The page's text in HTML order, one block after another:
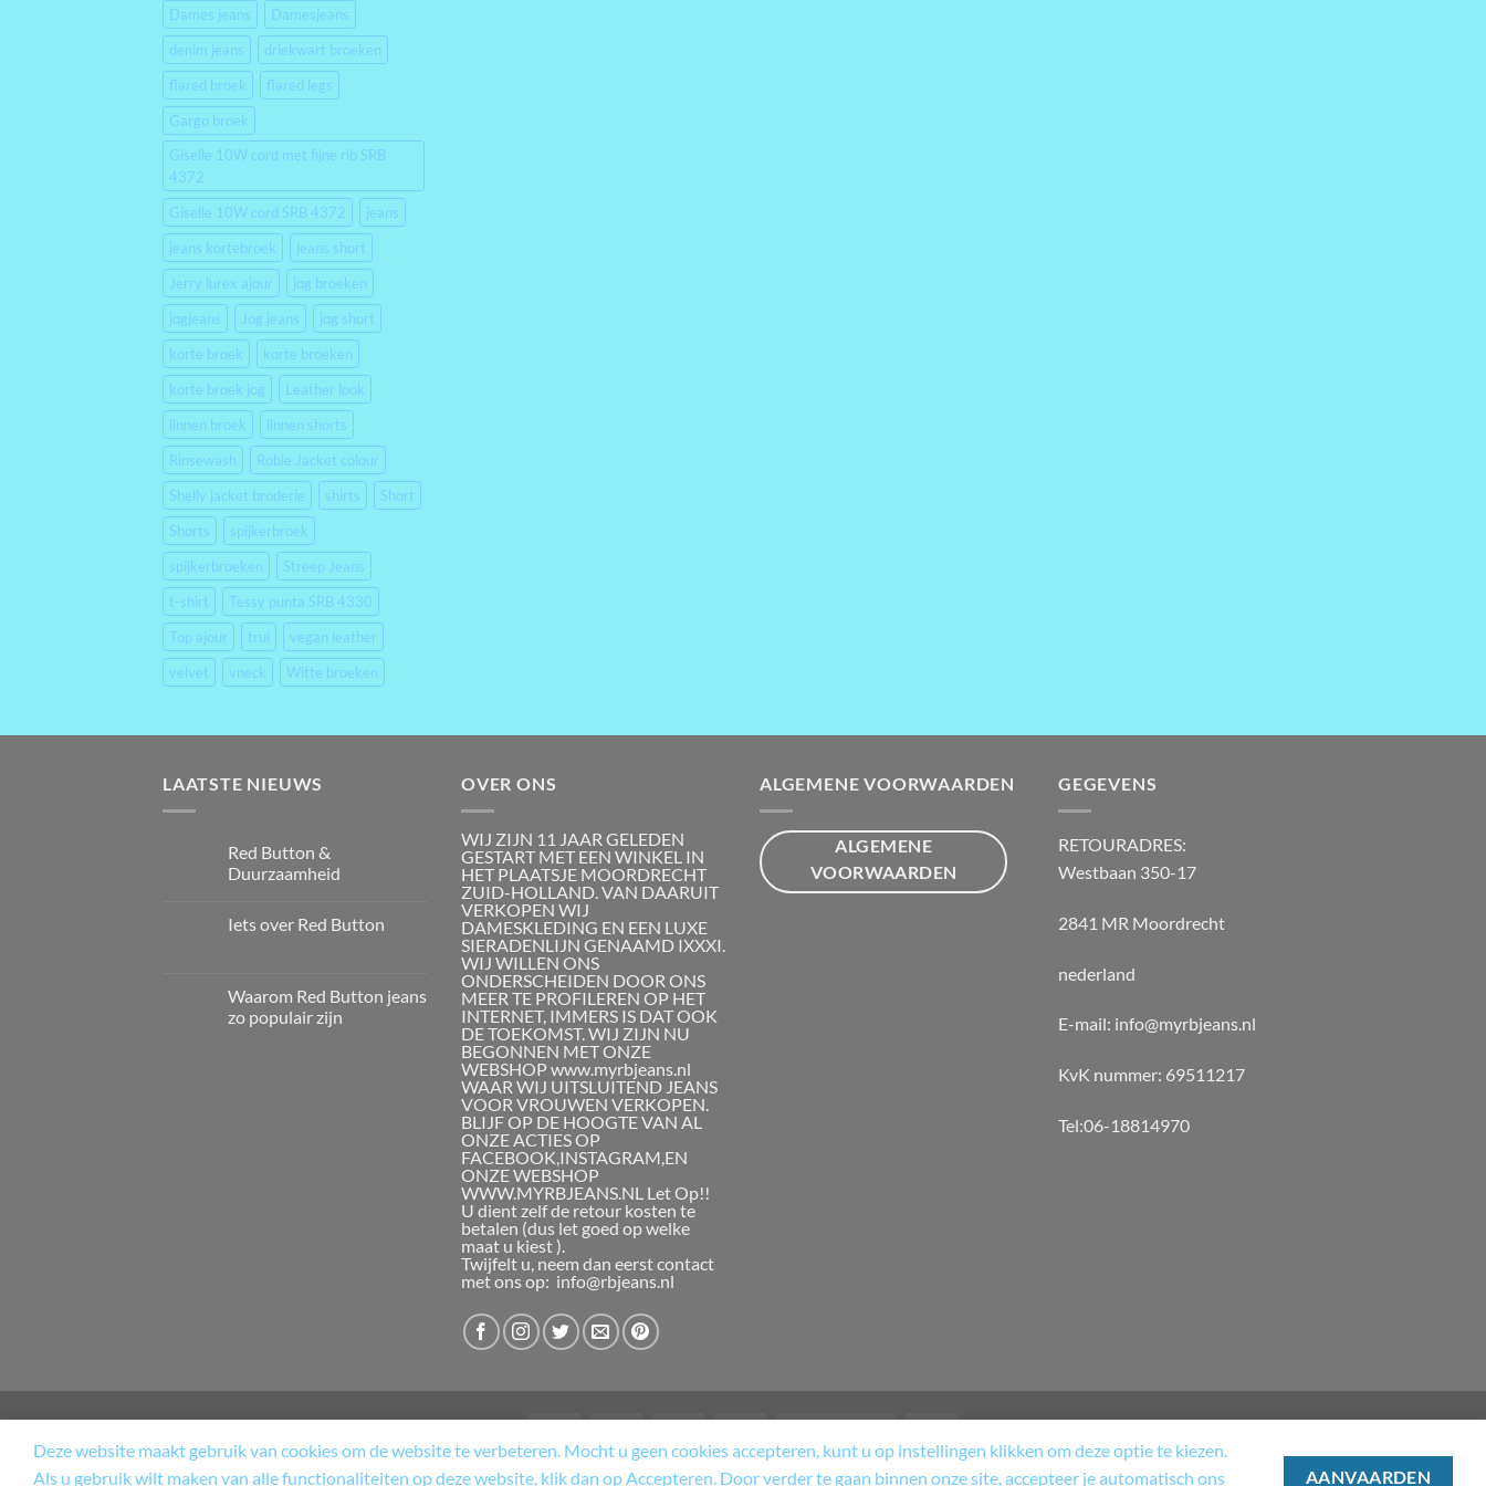
Dames jeans
Damesjeans
denim jeans
driekwart broeken
flared broek
flared legs
Gargo broek
Giselle 10W cord met fijne rib SRB
4372
Giselle 10W cord SRB 4372
jeans
jeans kortebroek
jeans short
Jerry lurex ajour
jog broeken
jogjeans
Jog jeans
jog short
korte broek
korte broeken
korte broek jog
Leather look
linnen broek
linnen shorts
Rinsewash
Robie Jacket colour
Shelly jacket broderie
shirts
Short
Shorts
spijkerbroek
spijkerbroeken
Streep Jeans
t-shirt
Tessy punta SRB 4330
Top ajour
trui
vegan leather
velvet
vneck Witte broeken
LAATSTE NIEUWS
Red Button &
Duurzaamheid
Iets over Red Button
Waarom Red Button jeans
zo populair zijn
OVER ONS
WIJ ZIJN 11 JAAR GELEDEN
GESTART MET EEN WINKEL IN
HET PLAATSJE MOORDRECHT
ZUID-HOLLAND. VAN DAARUIT
VERKOPEN WIJ
DAMESKLEDING EN EEN LUXE
SIERADENLIJN GENAAMD IXXXI.
WIJ WILLEN ONS
ONDERSCHEIDEN DOOR ONS
MEER TE PROFILEREN OP HET
INTERNET, IMMERS IS DAT OOK
DE TOEKOMST. WIJ ZIJN NU
BEGONNEN MET ONZE
WEBSHOP www.myrbjeans.nl
WAAR WIJ UITSLUITEND JEANS
VOOR VROUWEN VERKOPEN.
BLIJF OP DE HOOGTE VAN AL
ONZE ACTIES OP
FACEBOOK,INSTAGRAM,EN
ONZE WEBSHOP
WWW.MYRBJEANS.NL Let Op!!
U dient zelf de retour kosten te
betalen (dus let goed op welke
maat u kiest ).
Twijfelt u, neem dan eerst contact
met ons op: info@rbjeans.nl
ALGEMENE VOORWAARDEN
ALGEMENE
VOORWAARDEN
GEGEVENS
RETOURADRES:
Westbaan 350-17
2841 MR Moordrecht
nederland
E-mail: info@myrbjeans.nl
KvK nummer: 69511217
Tel:06-18814970
WINKEL TERUGBETAAL- EN RETOURNERINGSBELEID ALGEMENE VOORWAARDEN CART CONTACT MY ACCOUNT CHECKOUT
Deze website maakt gebruik van cookies om de website te verbeteren. Mocht u geen cookies accepteren, kunt u op instellingen klikken om deze optie te kiezen.
Als u gebruik wilt maken van alle functionaliteiten op deze website, klik dan op Accepteren. Door verder te gaan binnen onze site, accepteer je automatisch ons
AANVAARDEN